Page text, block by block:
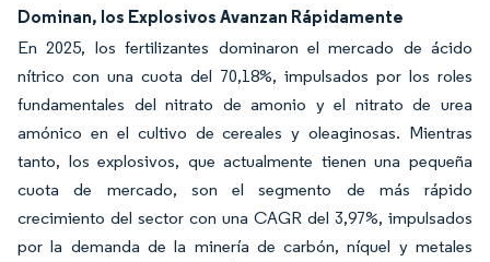
Dominan, los Explosivos Avanzan Rápidamente
En 2025, los fertilizantes dominaron el mercado de ácido
nítrico con una cuota del 70,18%, impulsados por los roles
fundamentales del nitrato de amonio y el nitrato de urea
amónico en el cultivo de cereales y oleaginosas. Mientras
tanto, los explosivos, que actualmente tienen una pequeña
cuota de mercado, son el segmento de más rápido
crecimiento del sector con una CAGR del 3,97%, impulsados
por la demanda de la minería de carbón, níquel y metales